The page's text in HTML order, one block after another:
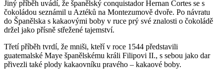
Jiný příběh uvádí, že španělský conquistador Hernan Cortes se s
čokoládou seznámil u Aztéků na Montezumově dvoře. Po návratu
do Španělska s kakaovými boby v ruce prý své znalosti o čokoládě
držel jako přísně střežené tajemství.
Třetí příběh tvrdí, že mniši, kteří v roce 1544 představili
guatemalské Maye španělskému králi Filipovi II., s sebou jako dar
přivezli také plody kakaovníku pravého – kakaové boby.